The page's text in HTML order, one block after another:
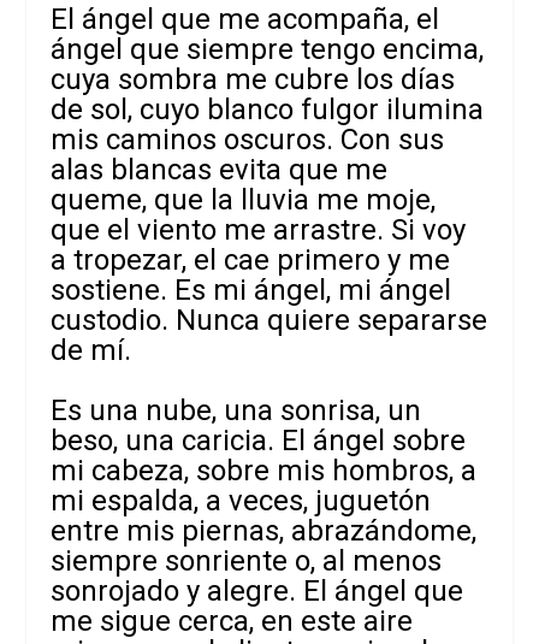
El ángel que me acompaña, el
ángel que siempre tengo encima,
cuya sombra me cubre los días
de sol, cuyo blanco fulgor ilumina
mis caminos oscuros. Con sus
alas blancas evita que me
queme, que la lluvia me moje,
que el viento me arrastre. Si voy
a tropezar, el cae primero y me
sostiene. Es mi ángel, mi ángel
custodio. Nunca quiere separarse
de mí.
Es una nube, una sonrisa, un
beso, una caricia. El ángel sobre
mi cabeza, sobre mis hombros, a
mi espalda, a veces, juguetón
entre mis piernas, abrazándome,
siempre sonriente o, al menos
sonrojado y alegre. El ángel que
me sigue cerca, en este aire